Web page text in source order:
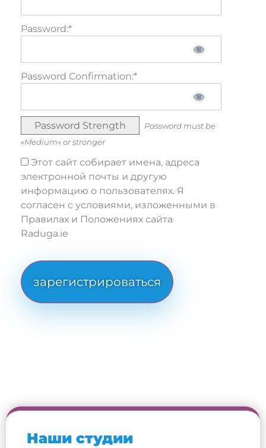
Password:*
Password Confirmation:*
Password Strength
Password must be
«Medium» or stronger
Этот сайт собирает имена, адреса
электронной почты и другую
информацию о пользователях. Я
согласен с условиями, изложенными в
Правилах и Положениях сайта
Raduga.ie
No val
Наши студии